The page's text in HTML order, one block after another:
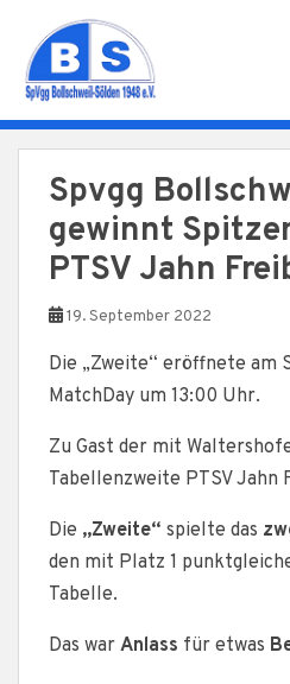
Spvgg
gewinnt
PTSV Jahn
19. September 2022
Die „Zweite“ eröffnete am
MatchDay um 13:00 Uhr.
Zu Gast der mit
Tabellenzweite PTSV Jahn
Die „Zweite“ spielte das
den mit Platz 1
Tabelle.
Das war Anlass für etwas